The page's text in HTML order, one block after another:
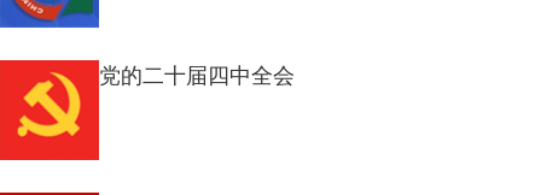
党的二十届四中全会